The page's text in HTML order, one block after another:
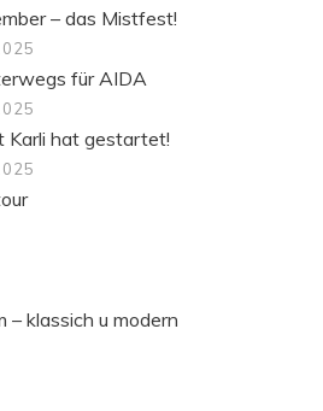
– das Mistfest!
für AIDA
Karli hat gestartet!
– klassich u modern